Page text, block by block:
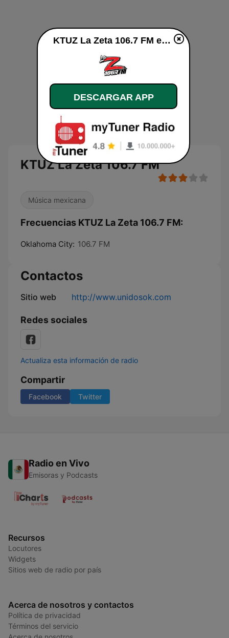
KTUZ La Zeta 106.7 FM
Música mexicana
Frecuencias KTUZ La Zeta 106.7 FM:
Oklahoma City: 106.7 FM
Contactos
Sitio web http://www.unidosok.com
Redes sociales
Actualiza esta información de radio
Compartir
Facebook Twitter
Radio en Vivo
Emisoras y Podcasts
Recursos
Locutores
Widgets
Sitios web de radio por país
Acerca de nosotros y contactos
Política de privacidad
Términos del servicio
KTUZ La Zeta 106.7 FM en vivo
DESCARGAR APP